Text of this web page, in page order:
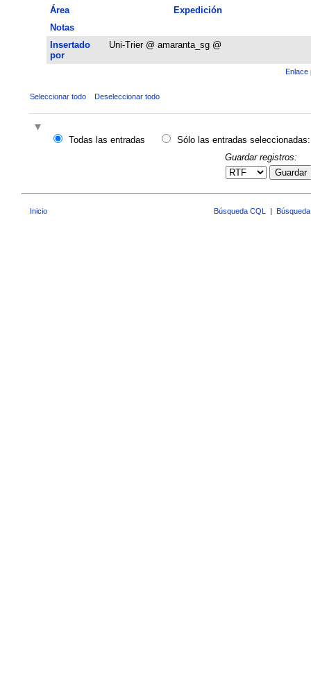
Área
Expedición
Notas
Insertado
por
Uni-Trier @ amaranta_sg @
Enlace
Seleccionar todo Deseleccionar todo
Todas las entradas
Sólo las entradas seleccionadas:
Guardar registros:
Guardar
Inicio Búsqueda CQL